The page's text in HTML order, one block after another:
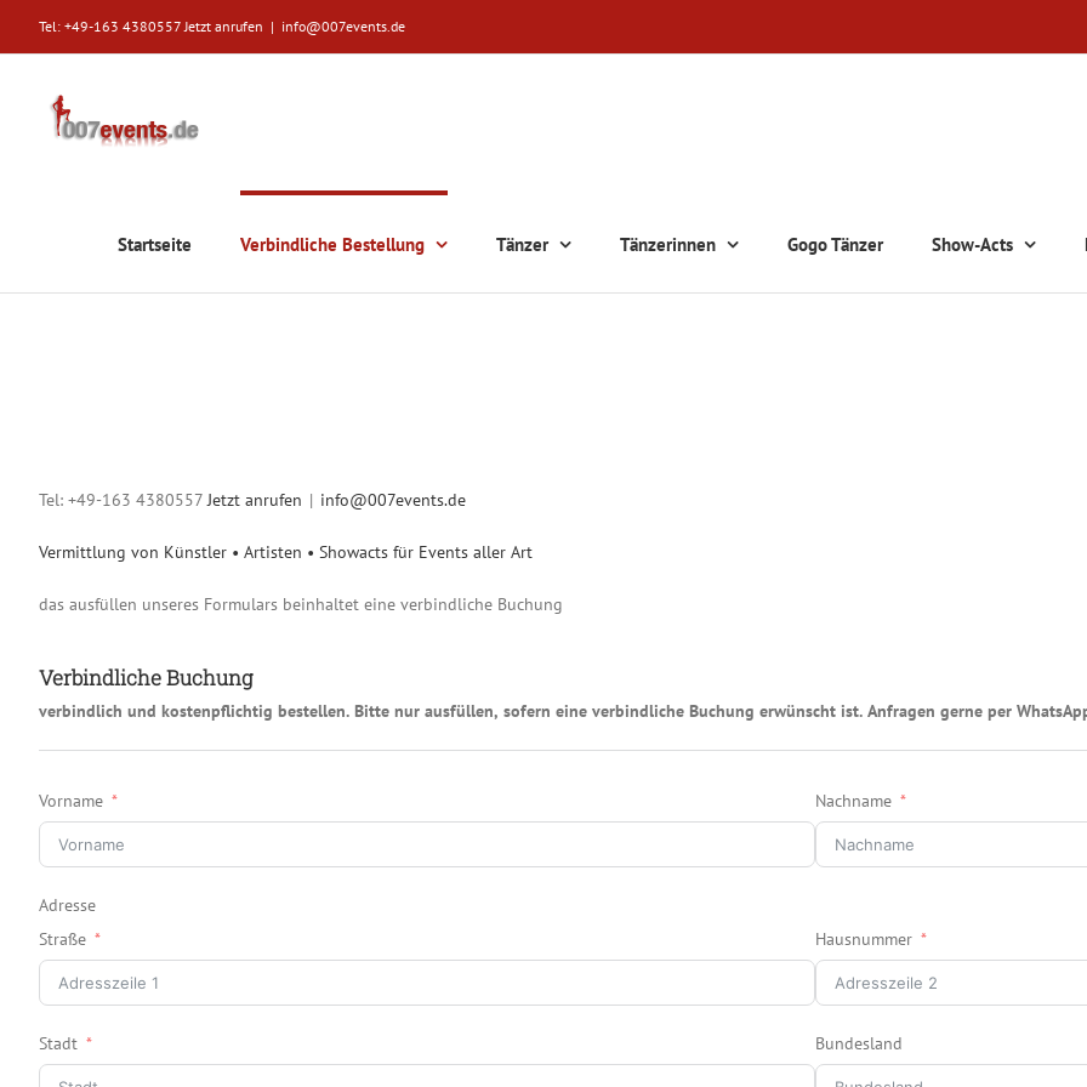
Tel: +49-163 4380557Jetzt anrufen | info@007events.de
Startseite Verbindliche Bestellung Tänzer Tänzerinnen Gogo Tänzer Show-Acts
Tel: +49-163 4380557Jetzt anrufen | info@007events.de
Vermittlung von Künstler • Artisten • Showacts für Events aller Art
das ausfüllen unseres Formulars beinhaltet eine verbindliche Buchung
Verbindliche Buchung
verbindlich und kostenpflichtig bestellen. Bitte nur ausfüllen, sofern eine verbindliche Buchung erwünscht ist. Anfragen gerne per
Vorname Nachname
Adresse
Straße
Hausnummer
Stadt Bundesland